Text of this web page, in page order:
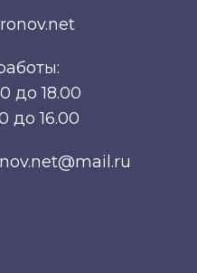
до 18.00
до 16.00